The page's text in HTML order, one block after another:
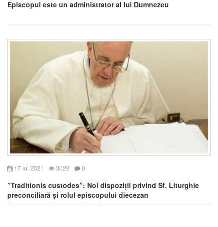
Episcopul este un administrator al lui Dumnezeu
17 Iul 2021 3029 0
”Traditionis custodes”: Noi dispoziții privind Sf. Liturghie
preconciliară și rolul episcopului diecezan